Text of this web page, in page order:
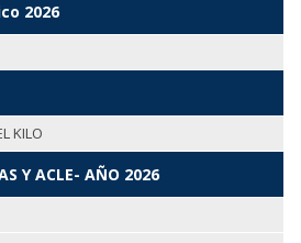
2026
KILO
Y ACLE- AÑO 2026